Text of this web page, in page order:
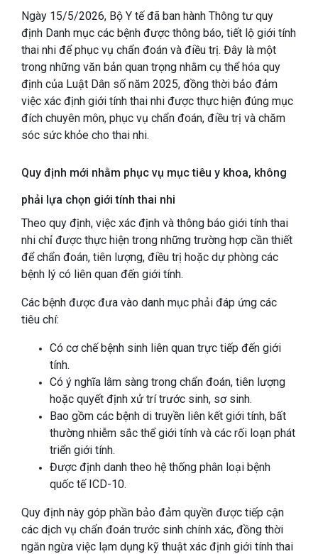
Ngày 15/5/2026, Bộ Y tế đã ban hành Thông tư quy
định Danh mục các bệnh được thông báo, tiết lộ giới tính
thai nhi để phục vụ chẩn đoán và điều trị. Đây là một
trong những văn bản quan trọng nhằm cụ thể hóa quy
định của Luật Dân số năm 2025, đồng thời bảo đảm
việc xác định giới tính thai nhi được thực hiện đúng mục
đích chuyên môn, phục vụ chẩn đoán, điều trị và chăm
sóc sức khỏe cho thai nhi.
Quy định mới nhằm phục vụ mục tiêu y khoa, không
phải lựa chọn giới tính thai nhi
Theo quy định, việc xác định và thông báo giới tính thai
nhi chỉ được thực hiện trong những trường hợp cần thiết
để chẩn đoán, tiên lượng, điều trị hoặc dự phòng các
bệnh lý có liên quan đến giới tính.
Các bệnh được đưa vào danh mục phải đáp ứng các
tiêu chí:
Có cơ chế bệnh sinh liên quan trực tiếp đến giới
tính.
Có ý nghĩa lâm sàng trong chẩn đoán, tiên lượng
hoặc quyết định xử trí trước sinh, sơ sinh.
Bao gồm các bệnh di truyền liên kết giới tính, bất
thường nhiễm sắc thể giới tính và các rối loạn phát
triển giới tính.
Được định danh theo hệ thống phân loại bệnh
quốc tế ICD-10.
Quy định này góp phần bảo đảm quyền được tiếp cận
các dịch vụ chẩn đoán trước sinh chính xác, đồng thời
ngăn ngừa việc lạm dụng kỹ thuật xác định giới tính thai